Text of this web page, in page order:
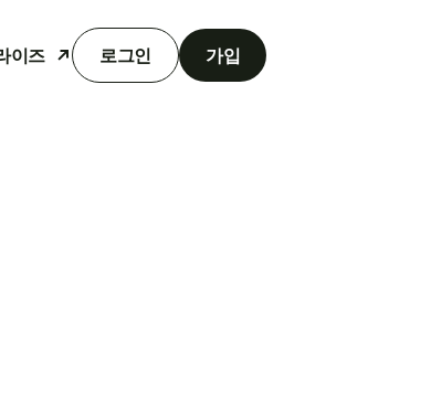
이즈 로그인 가입